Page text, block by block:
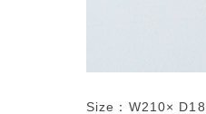
Size：W210×